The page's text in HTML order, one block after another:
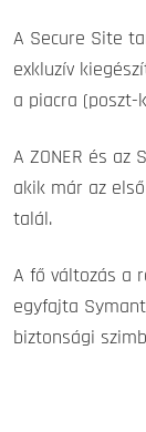
A Secure Site
exkluzív
a piacra (poszt-
A ZONER és
akik már az
talál.
A fő változás a
egyfajta
biztonsági